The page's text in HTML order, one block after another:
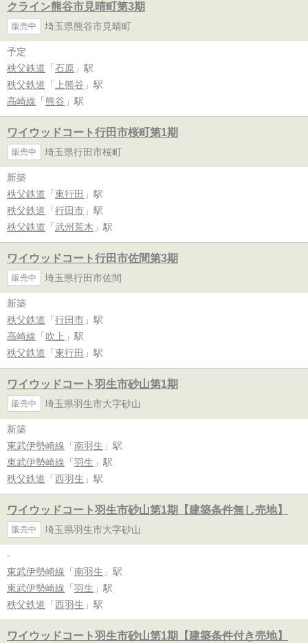
クライン熊谷市見晴町第3期
販売中 埼玉県熊谷市見晴町
予定
秩父鉄道 「 石原 」駅
秩父鉄道 「 上熊谷 」駅
高崎線 「 熊谷 」駅
ワイウッドコート行田市桜町第1期
販売中 埼玉県行田市桜町
新築
秩父鉄道 「 東行田 」駅
秩父鉄道 「 行田市 」駅
秩父鉄道 「 武州荒木 」駅
ワイウッドコート行田市佐間第3期
販売中 埼玉県行田市佐間
新築
秩父鉄道 「 行田市 」駅
高崎線 「 吹上 」駅
秩父鉄道 「 東行田 」駅
ワイウッドコート羽生市砂山第1期
販売中 埼玉県羽生市大字砂山
新築
東武伊勢崎線 「 南羽生 」駅
東武伊勢崎線 「 羽生 」駅
秩父鉄道 「 西羽生 」駅
ワイウッドコート羽生市砂山第1期【建築条件無し売地】
販売中 埼玉県羽生市大字砂山
-
東武伊勢崎線 「 南羽生 」駅
東武伊勢崎線 「 羽生 」駅
秩父鉄道 「 西羽生 」駅
ワイウッドコート羽生市砂山第1期【建築条件付き売地】